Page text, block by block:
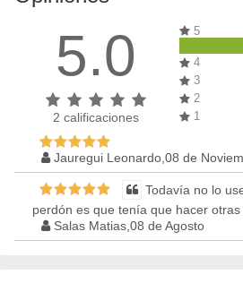
5.0
2 calificaciones
5
4
3
2
1
Jauregui Leonardo,08 de
Todavía no lo
perdón es que tenía que hacer otras
Salas Matias,08 de Agosto